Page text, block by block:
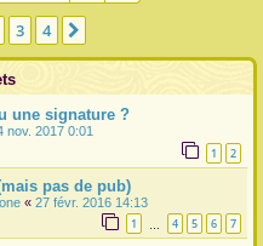
r
3 4
une signature ?
nov. 2017 0:01
1 2
pas de pub)
« 27 févr. 2016 14:13
1 4 5 6 7